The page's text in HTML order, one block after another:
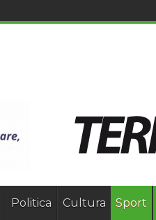
Politica Cultura Sport